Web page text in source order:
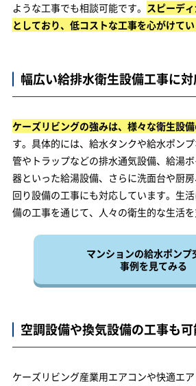
ような工事でも相談可能です。 スピーデ
としており、低コストな工事を心がけて
幅広い給排水衛生設備工事に
ケーズリビングの強みは、様々な衛生設
す。具体的には、給水タンクや給水ポン
管やトラップなどの排水通気設備、給湯
器といった給湯設備、さらに洗面台や厨
回り設備の工事にも対応しています。生
備の工事を通じて、人々の衛生的な生活を
マンションの給水ポンプ
事例を見てみる
空調設備や換気設備の工事も
ケーズリビング産業用エアコンや快適エ